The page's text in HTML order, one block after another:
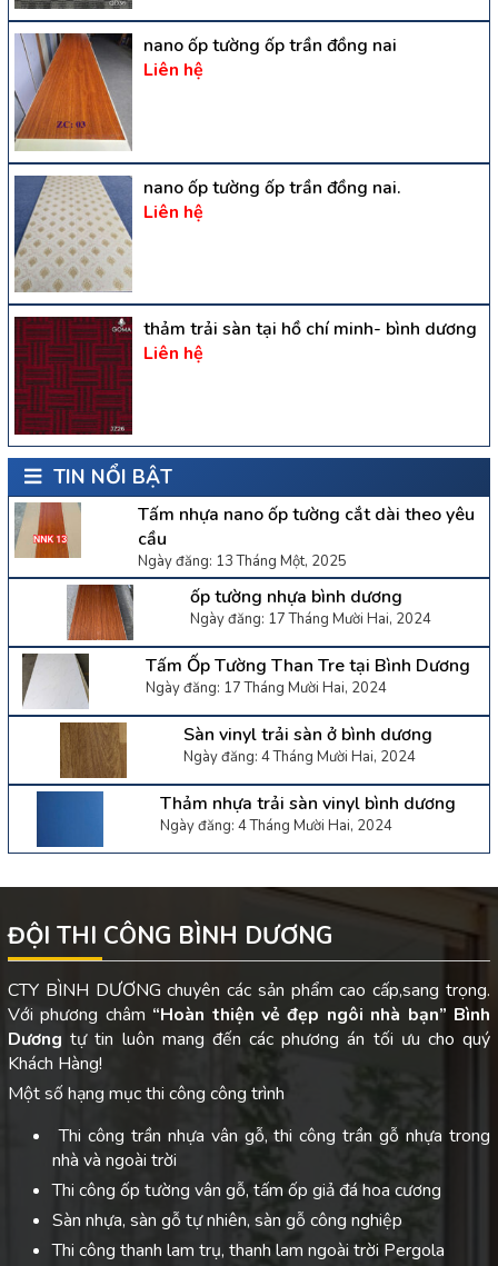
nano ốp tường ốp trần đồng nai
Liên hệ
nano ốp tường ốp trần đồng nai.
Liên hệ
thảm trải sàn tại hồ chí minh- bình dương
Liên hệ
TIN NỔI BẬT
Tấm nhựa nano ốp tường cắt dài theo yêu
cầu
Ngày đăng: 13 Tháng Một, 2025
ốp tường nhựa bình dương
Ngày đăng: 17 Tháng Mười Hai, 2024
Tấm Ốp Tường Than Tre tại Bình Dương
Ngày đăng: 17 Tháng Mười Hai, 2024
Sàn vinyl trải sàn ở bình dương
Ngày đăng: 4 Tháng Mười Hai, 2024
Thảm nhựa trải sàn vinyl bình dương
Ngày đăng: 4 Tháng Mười Hai, 2024
ĐỘI THI CÔNG BÌNH DƯƠNG
CTY BÌNH DƯƠNG chuyên các sản phẩm cao cấp,sang trọng.
Với phương châm “Hoàn thiện vẻ đẹp ngôi nhà bạn” Bình
Dươngtự tin luôn mang đến các phương án tối ưu cho quý
Khách Hàng!
Một số hạng mục thi công công trình
Thi công trần nhựa vân gỗ, thi công trần gỗ nhựa trong
nhà và ngoài trời
Thi công ốp tường vân gỗ, tấm ốp giả đá hoa cương
Sàn nhựa, sàn gỗ tự nhiên, sàn gỗ công nghiệp
Thi công thanh lam trụ, thanh lam ngoài trời Pergola